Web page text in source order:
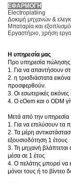
ΕΦΑΡΜΟΓΗ
Electroplatiing
Δοκιμή μηχανών &
Μπαταρία και
Εργαστήριο, χρήση
Η υπηρεσία μας
Προ υπηρεσία πώλησης
1. Για να απαντήσουν
2. η τρισδιάστατα
προσφερθούν.
3. Οι εσωτερικές
4. Ο cOem και ο ODM
Μετά από την
1. Για να επιλύσουν τα
2. Τα μέρη
εξουσιοδότηση 1 έτους
3. Τη μηχανή βλάπτεται
μέσα σε 1 έτος
4. Ο πελάτης μπορεί να
μόνοι τους ή το βίντεο